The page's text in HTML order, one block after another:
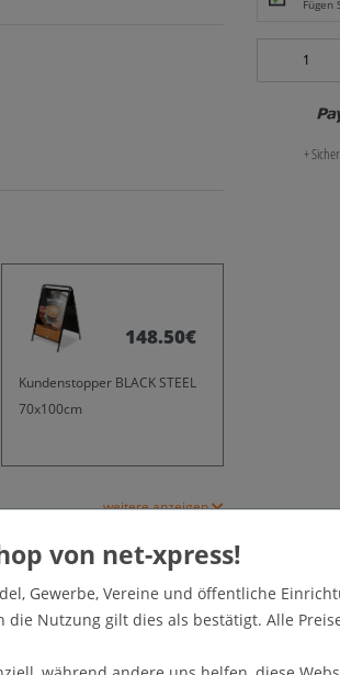
148.50€
Kundenstopper BLACK STEEL
70x100cm
weitere anzeigen
Geschäftsaufgabe“ aus der
oder als Stockfahne
unterschiedliche Formate und
Fügen
+
Gewerbe, Vereine und öffentliche
die Nutzung gilt dies als bestätigt. Alle